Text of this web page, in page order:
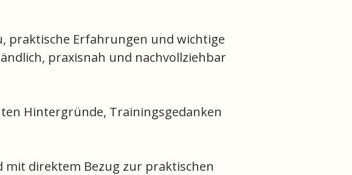
praktische Erfahrungen und wichtige
praxisnah und nachvollziehbar
Hintergründe, Trainingsgedanken
direktem Bezug zur praktischen